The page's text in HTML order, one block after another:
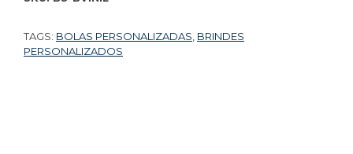
TAGS: BOLAS PERSONALIZADAS BRINDES
PERSONALIZADOS